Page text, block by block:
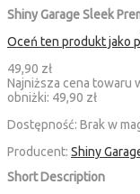
Shiny Garage Sleek
Oceń ten produkt jako
49,90 zł
Najniższa cena towaru
obniżki: 49,90 zł
Dostępność: Brak w
Producent: Shiny
Short Description